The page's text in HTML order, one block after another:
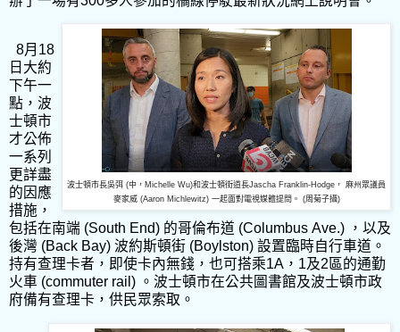
波士頓市長吳弭 (中，Michelle Wu)和波士頓街道長Jascha Franklin-Hodge， 麻州眾議員
麥家威 (Aaron Michlewitz) 一起面對電視媒體提問。 (周菊子攝)
8月 18
日大約
下午一
點，波
士頓市
才公佈
一系列
更詳盡
的因應
措施，
包括在南端 (South End) 的哥倫布道 (Columbus Ave.) ， 以及
後灣 (Back Bay) 波約斯頓街 (Boylston) 設置臨時自行車道。
持有查理卡者，即使卡內無錢，也可搭乘1A ， 1及2區的通勤
火車 (commuter rail) 。 波士頓市在公共圖書館及波士頓市政
府備有查理卡，供民眾索取。